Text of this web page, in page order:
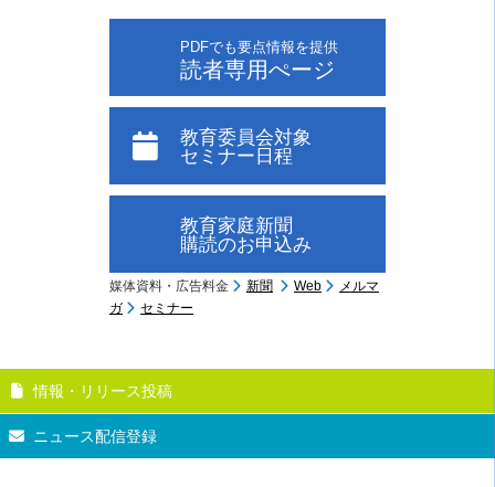
PDFでも要点情報を提供
読者専用ぺージ
教育委員会対象
セミナー日程
教育家庭新聞
購読のお申込み
媒体資料・広告料金 新聞 Web
メルマ
ガ
セミナー
情報・リリース投稿
ニュース配信登録